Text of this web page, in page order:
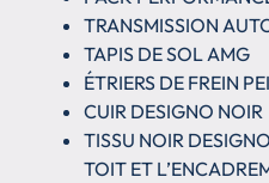
TRANSMISSION
TAPIS DE SOL AMG
ÉTRIERS DE FREIN
CUIR DESIGNO NOIR
TISSU NOIR
TOIT ET